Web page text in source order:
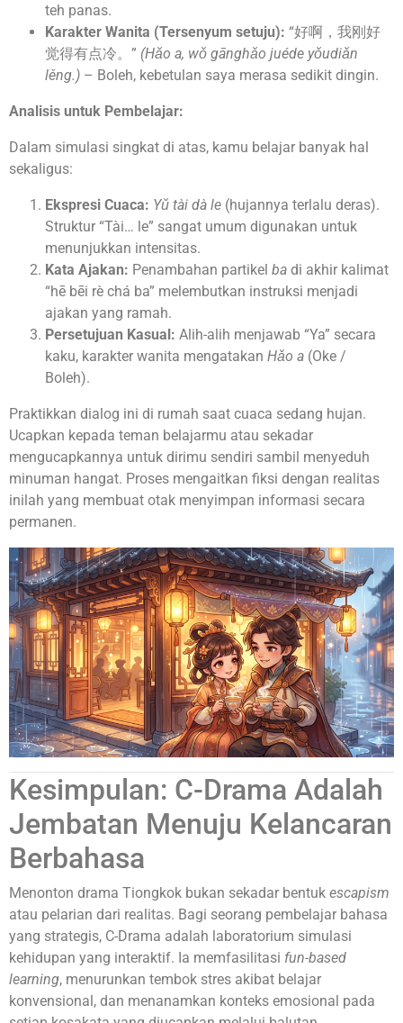
teh panas.
Karakter Wanita (Tersenyum setuju): “好啊，我刚好
觉得有点冷。” (Hǎo a, wǒ gānghǎo juéde yǒudiǎn
lěng.) – Boleh, kebetulan saya merasa sedikit dingin.
Analisis untuk Pembelajar:
Dalam simulasi singkat di atas, kamu belajar banyak hal
sekaligus:
Ekspresi Cuaca: Yǔ tài dà le (hujannya terlalu deras).
Struktur “Tài… le” sangat umum digunakan untuk
menunjukkan intensitas.
Kata Ajakan: Penambahan partikel ba di akhir kalimat
“hē bēi rè chá ba” melembutkan instruksi menjadi
ajakan yang ramah.
Persetujuan Kasual: Alih-alih menjawab “Ya” secara
kaku, karakter wanita mengatakan Hǎo a (Oke /
Boleh).
Praktikkan dialog ini di rumah saat cuaca sedang hujan.
Ucapkan kepada teman belajarmu atau sekadar
mengucapkannya untuk dirimu sendiri sambil menyeduh
minuman hangat. Proses mengaitkan fiksi dengan realitas
inilah yang membuat otak menyimpan informasi secara
permanen.
Kesimpulan: C-Drama Adalah
Jembatan Menuju Kelancaran
Berbahasa
Menonton drama Tiongkok bukan sekadar bentuk escapism
atau pelarian dari realitas. Bagi seorang pembelajar bahasa
yang strategis, C-Drama adalah laboratorium simulasi
kehidupan yang interaktif. Ia memfasilitasi fun-based
learning, menurunkan tembok stres akibat belajar
konvensional, dan menanamkan konteks emosional pada